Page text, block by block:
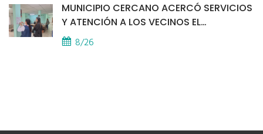
MUNICIPIO CERCANO ACERCÓ SERVICIOS
Y ATENCIÓN A LOS VECINOS EL
PROVINCIAL
8/26